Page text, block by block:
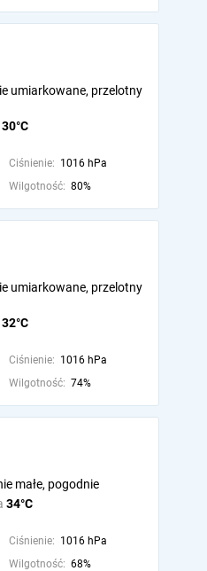
30°C
umiarkowane, przelotny
Ciśnienie: 1016 hPa
Wilgotność: 80%
32°C
umiarkowane, przelotny
Ciśnienie: 1016 hPa
Wilgotność: 74%
34°C
małe, pogodnie
Ciśnienie: 1016 hPa
Wilgotność: 68%